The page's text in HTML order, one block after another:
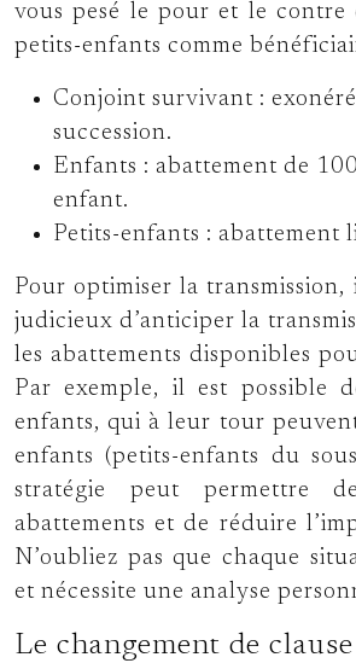
vous pesé le pour et le contre
petits-enfants comme
Conjoint survivant :
succession.
Enfants : abattement de
enfant.
Petits-enfants : abattement
Pour optimiser la
judicieux d’anticiper la
les abattements disponibles
Par exemple, il est possible
enfants, qui à leur tour
enfants (petits-enfants du
stratégie peut permettre
abattements et de réduire
N’oubliez pas que chaque
et nécessite une analyse
Le changement de